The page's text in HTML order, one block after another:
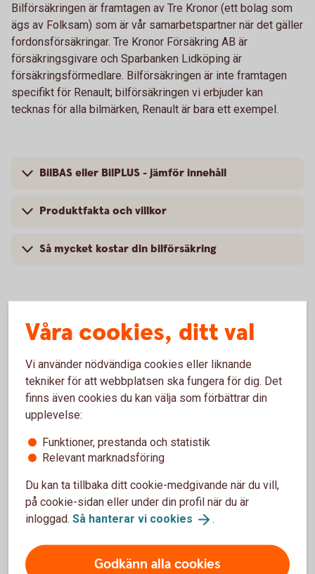
Bilförsäkringen är framtagen av Tre Kronor (ett bolag som
ägs av Folksam) som är vår samarbetspartner när det gäller
fordonsförsäkringar. Tre Kronor Försäkring AB är
försäkringsgivare och Sparbanken Lidköping är
försäkringsförmedlare. Bilförsäkringen är inte framtagen
specifikt för Renault; bilförsäkringen vi erbjuder kan
tecknas för alla bilmärken, Renault är bara ett exempel.
BilBAS eller BilPLUS - jämför innehåll
Produktfakta och villkor
Så mycket kostar din bilförsäkring
Vanliga frågor om att försäkra
Renault
Trafik, hel och halv – vad är det för skillnad på
försäkringarna?
När slutar den tidigare ägarens försäkring att
gälla?
Om man övningskör och olyckan är framme,
täcker bilförsäkringen då?
Våra cookies, ditt val
Vi använder nödvändiga cookies eller liknande
tekniker för att webbplatsen ska fungera för dig. Det
finns även cookies du kan välja som förbättrar din
upplevelse:
Funktioner, prestanda och statistik
Relevant marknadsföring
Du kan ta tillbaka ditt cookie-medgivande när du vill,
på cookie-sidan eller under din profil när du är
inloggad. Så hanterar vi cookies .
Godkänn alla cookies